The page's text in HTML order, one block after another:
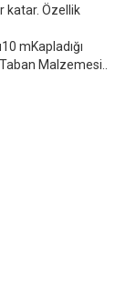
katar. Özellik
mKapladığı
Malzemesi..